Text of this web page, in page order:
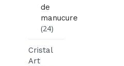
de
manucure
(24)
Cristal
Art